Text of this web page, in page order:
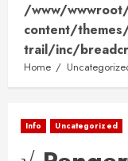
/www/
content/
trail/inc/
Home
Info Uncategorized